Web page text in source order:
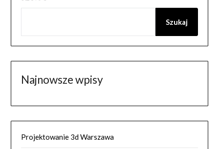
Szukaj
Najnowsze wpisy
Projektowanie 3d Warszawa